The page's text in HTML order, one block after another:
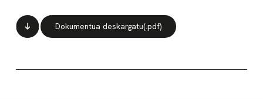
Dokumentua deskargatu(.pdf)